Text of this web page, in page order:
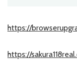
https://
https://